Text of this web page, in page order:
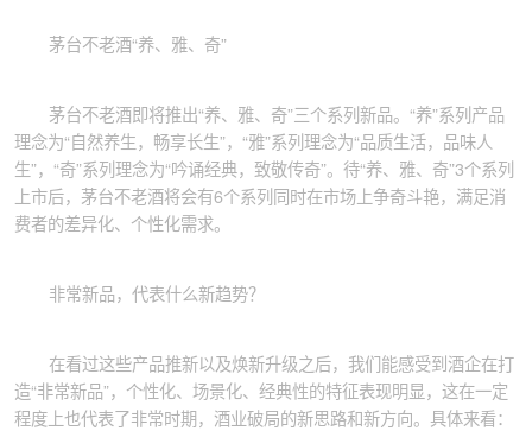
茅台不老酒“养、雅、奇”
茅台不老酒即将推出“养、雅、奇”三个系列新品。“养”系列产品
理念为“自然养生，畅享长生”，“雅”系列理念为“品质生活，品味人
生”，“奇”系列理念为“吟诵经典，致敬传奇”。待“养、雅、奇”3个系列
上市后，茅台不老酒将会有6个系列同时在市场上争奇斗艳，满足消
费者的差异化、个性化需求。
非常新品，代表什么新趋势？
在看过这些产品推新以及焕新升级之后，我们能感受到酒企在打
造“非常新品”，个性化、场景化、经典性的特征表现明显，这在一定
程度上也代表了非常时期，酒业破局的新思路和新方向。具体来看：